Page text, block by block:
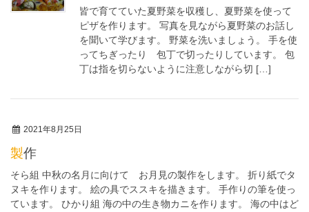
皆で育てていた夏野菜を収穫し、夏野菜を使って
ピザを作ります。 写真を見ながら夏野菜のお話し
を聞いて学びます。 野菜を洗いましょう。 手を使
ってちぎったり 包丁で切ったりしています。 包
丁は指を切らないように注意しながら切 […]
2021年8月25日
製作
そら組 中秋の名月に向けて お月見の製作をします。 折り紙でタ
ヌキを作ります。 絵の具でススキを描きます。 手作りの筆を使っ
ています。 ひかり組 海の中の生き物カニを作ります。 海の中はど